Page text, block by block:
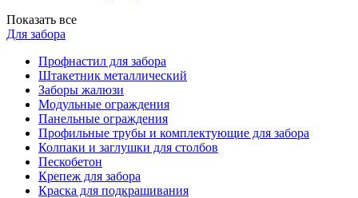
Показать все
Для забора
Профнастил для забора
Штакетник металлический
Заборы жалюзи
Модульные ограждения
Панельные ограждения
Профильные трубы и комплектующие для забора
Колпаки и заглушки для столбов
Пескобетон
Крепеж для забора
Краска для подкрашивания